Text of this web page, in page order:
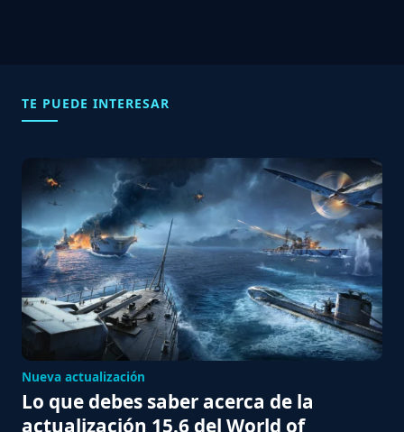
TE PUEDE INTERESAR
Nueva actualización
Lo que debes saber acerca de la
actualización 15.6 del World of